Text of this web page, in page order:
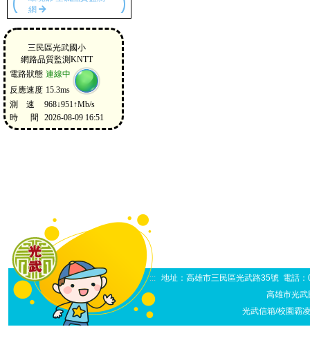
:::
地址：高雄市三民區光武路35號 電話
高雄市光
光武信箱/校園霸